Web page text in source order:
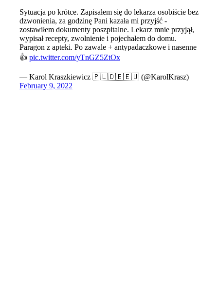
Sytuacja po krótce. Zapisałem się do lekarza osobiście bez
dzwonienia, za godzinę Pani kazała mi przyjść -
zostawiłem dokumenty poszpitalne. Lekarz mnie przyjął,
wypisał recepty, zwolnienie i pojechałem do domu.
Paragon z apteki. Po zawale + antypadaczkowe i nasenne
👍 pic.twitter.com/yTnGZ5ZtOx
— Karol Kraszkiewicz 🇵🇱🇩🇪🇪🇺 (@KarolKrasz)
February 9, 2022